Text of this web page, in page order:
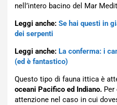
nell’intero bacino del Mar
Leggi anche: Se hai questi in
dei serpenti
Leggi anche: La conferma: i
(ed è fantastico)
Questo tipo di fauna ittica è
oceani Pacifico ed Indiano.
attenzione nel caso in cui